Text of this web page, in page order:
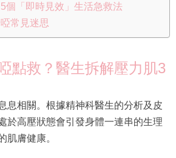
個「即時見效」生活急救法
常見迷思
點救？醫生拆解壓力肌3
息相關。根據精神科醫生的分析及皮
於高壓狀態會引發身體一連串的生理
肌膚健康。